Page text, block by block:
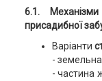
6.1. Механізми
присадибної
Варіанти
- земельна
- частина